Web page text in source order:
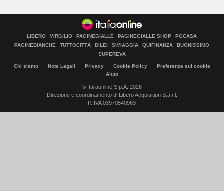
LIBERO VIRGILIO PAGINEGIALLE PAGINEGIALLE SHOP
PGCASA
PAGINEBIANCHE
TUTTOCITTÀ DILEI SIVIAGGIA QUIFINANZA
BUONISSIMO
SUPEREVA
Chi siamo Note Legali Privacy Cookie Policy
Preferenze sui cookie
Aiuto
© Italiaonline S.p.A. 2026
Direzione e coordinamento di Libero Acquisition S.á r.l.
P. IVA 03970540963